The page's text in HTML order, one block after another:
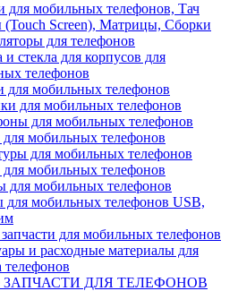
для мобильных телефонов, Тач
Screen), Матрицы, Сборки
для телефонов
и стекла для корпусов для
телефонов
мобильных телефонов
для мобильных телефонов
для мобильных телефонов
мобильных телефонов
для мобильных телефонов
мобильных телефонов
мобильных телефонов
для мобильных телефонов USB,
для мобильных телефонов
и расходные материалы для
телефонов
ЗАПЧАСТИ ДЛЯ ТЕЛЕФОНОВ